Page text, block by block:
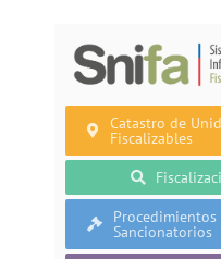
Catastro de
Fiscalizables
Procedimientos
Sancionatorios